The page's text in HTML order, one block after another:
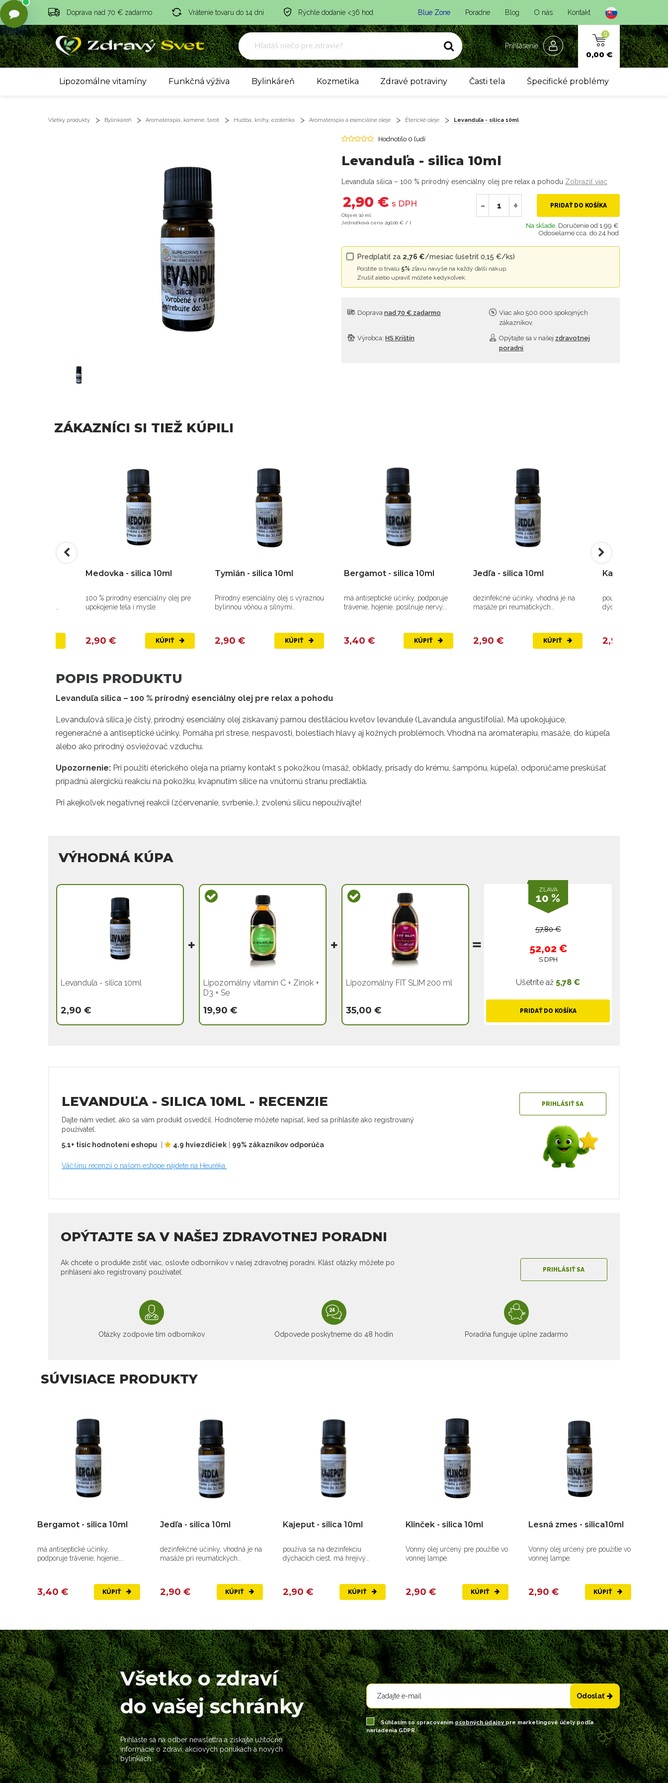
Doprava nad 70 € zadarmo Vrátenie tovaru do 14 dní Rýchle dodanie <36 hod Blue Zone Poradne Blog O nás Kontakt
0
0,00 €
Prihlásenie
Lipozomálne vitamíny Funkčná výživa Bylinkáreň Kozmetika Zdravé potraviny Časti tela Špecifické problémy
Všetky produkty Bylinkáreň Aromaterapia, kamene, tarot Hudba, knihy, ezoterika Aromaterapia a esenciálne oleje Éterické oleje Levanduľa - silica 10ml
Hodnotilo 0 ľudí
Levanduľa - silica 10ml
Levanduľa silica – 100 % prírodný esenciálny olej pre relax a pohodu Zobraziť viac
2,90 € s DPH
Objem 10 ml
Jednotková cena 290,00 € / l
- + PRIDAŤ DO KOŠÍKA
Na sklade, Doručenie od 1,99 €
Odosielame cca. do 24 hod
Predplatiť za 2,76 €/mesiac (ušetriť 0,15 €/ks)
Poistite si trvalú 5% zľavu navyše na každý ďalší nákup.
Zrušiť alebo upraviť môžete kedykoľvek.
Doprava nad 70 € zadarmo
Viac ako 500 000 spokojných
zákazníkov,
Výrobca: HS Krištín Opýtajte sa v našej zdravotnej
poradni
ZÁKAZNÍCI SI TIEŽ KÚPILI
Medovka - silica 10ml
100 % prírodný esenciálny olej pre
upokojenie tela i mysle.
2,90 € KÚPIŤ
Tymián - silica 10ml
Prírodný esenciálny olej s výraznou
bylinnou vôňou a silnými
2,90 € KÚPIŤ
Bergamot - silica 10ml
má antiseptické účinky, podporuje
trávenie, hojenie, posilňuje nervy,
3,40 € KÚPIŤ
Jedľa - silica 10ml
dezinfekčné účinky, vhodná je na
masáže pri reumatických
2,90 € KÚPIŤ
Kajeput - silica
používa sa na
dýchacích ciest, má
2,90 €
POPIS PRODUKTU
Levanduľa silica – 100 % prírodný esenciálny olej pre relax a pohodu
Levanduľová silica je čistý, prírodný esenciálny olej získavaný parnou destiláciou kvetov levandule (Lavandula angustifolia). Má upokojujúce,
regeneračné a antiseptické účinky. Pomáha pri strese, nespavosti, bolestiach hlavy aj kožných problémoch. Vhodná na aromaterapiu, masáže, do kúpeľa
alebo ako prírodný osviežovač vzduchu.
Upozornenie: Pri použití éterického oleja na priamy kontakt s pokožkou (masáž, obklady, prísady do krému, šampónu, kúpeľa), odporúčame preskúšať
prípadnú alergickú reakciu na pokožku, kvapnutím silice na vnútornú stranu predlaktia.
Pri akejkoľvek negatívnej reakcii (zčervenanie, svrbenie..), zvolenú silicu nepoužívajte!
VÝHODNÁ KÚPA
Levanduľa - silica 10ml
2,90 €
Lipozomálny vitamín C + Zinok +
D3 + Se
19,90 €
Lipozomálny FIT SLIM 200 ml
35,00 €
ZĽAVA
10 %
57,80 €
52,02 €
S DPH
Ušetríte až 5,78 €
PRIDAŤ DO KOŠÍKA
LEVANDUĽA - SILICA 10ML - RECENZIE PRIHLÁSIŤ SA
Dajte nám vedieť, ako sa vám produkt osvedčil. Hodnotenie môžete napísať, keď sa prihlásite ako registrovaný
používateľ.
5.1+ tisíc hodnotení eshopu
4.9 hviezdičiek 99% zákazníkov odporúča
Väčšinu recenzií o našom eshope nájdete na Heuréka.
OPÝTAJTE SA V NAŠEJ ZDRAVOTNEJ PORADNI
Ak chcete o produkte zistiť viac, oslovte odborníkov v našej zdravotnej poradni. Klásť otázky môžete po
prihlásení ako registrovaný používateľ.
PRIHLÁSIŤ SA
Otázky zodpovie tím odborníkov Odpovede poskytneme do 48 hodín Poradňa funguje úplne zadarmo
SÚVISIACE PRODUKTY
Bergamot - silica 10ml
má antiseptické účinky,
podporuje trávenie, hojenie,
3,40 € KÚPIŤ
Jedľa - silica 10ml
dezinfekčné účinky, vhodná je na
masáže pri reumatických
2,90 € KÚPIŤ
Kajeput - silica 10ml
používa sa na dezinfekciu
dýchacích ciest, má hrejivý
2,90 € KÚPIŤ
Klinček - silica 10ml
Vonný olej určený pre použitie vo
vonnej lampe.
2,90 € KÚPIŤ
Lesná zmes - silica10ml
Vonný olej určený pre použitie vo
vonnej lampe.
2,90 € KÚPIŤ
Všetko o zdraví
do vašej schránky
Prihláste sa na odber newslettra a získajte užitočné
informácie o zdraví, akciových ponukách a nových
bylinkách.
Odoslať
Súhlasím so spracovanímosobných údajovpre marketingové účely podľa
nariadenia GDPR.